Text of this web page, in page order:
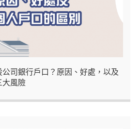
司銀行戶口？原因、好處，以及
大風險